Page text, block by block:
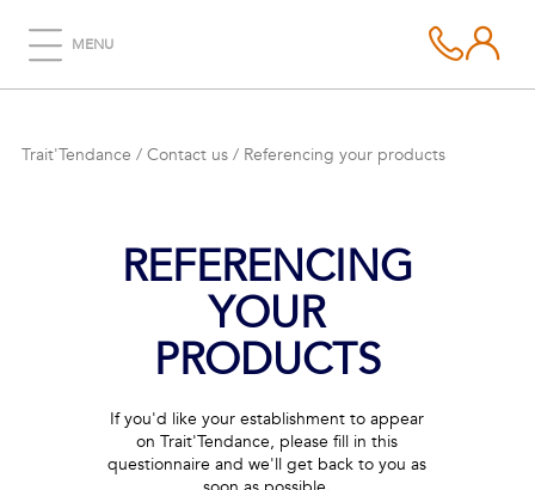
MENU
Trait'Tendance / Contact us / Referencing your products
REFERENCING
YOUR
PRODUCTS
If you'd like your establishment to appear
on Trait'Tendance, please fill in this
questionnaire and we'll get back to you as